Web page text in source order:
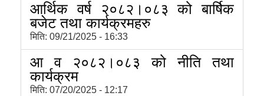
आर्थिक वर्ष २०८२।०८३ को बार्षिक
बजेट तथा कार्यक्रमहरु
मिति: 09/21/2025 - 16:33
आ व २०८२।०८३ को नीति तथा
कार्यक्रम
मिति: 07/20/2025 - 12:17